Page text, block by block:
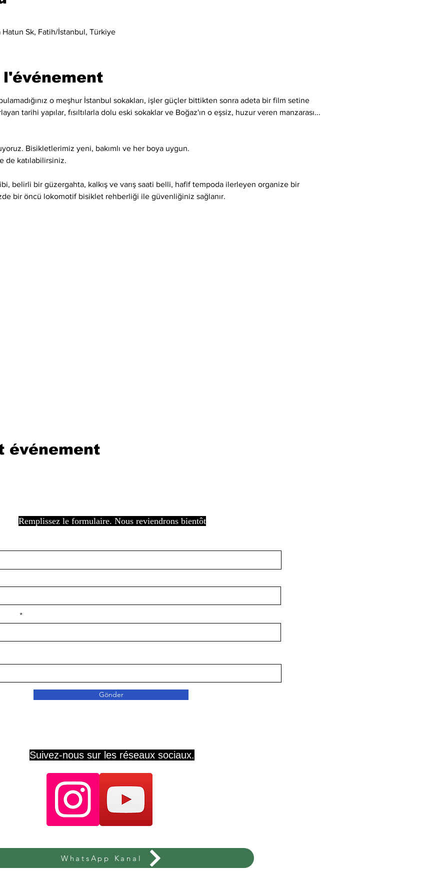
Hatun Sk, Fatih/İstanbul, Türkiye
o meşhur İstanbul sokakları, işler güçler bittikten sonra adeta bir film setine
tarihi yapılar, fısıltılarla dolu eski sokaklar ve Boğaz'ın o eşsiz, huzur veren manzarası...
Bisikletlerimiz yeni, bakımlı ve her boya uygun.
de katılabilirsiniz.
belirli bir güzergahta, kalkış ve varış saati belli, hafif tempoda ilerleyen organize bir
bir öncü lokomotif bisiklet rehberliği ile güvenliğiniz sağlanır.
événement
Remplissez le formulaire. Nous reviendrons bientôt
Gönder
Suivez-nous sur les réseaux sociaux.
WhatsApp Kanal